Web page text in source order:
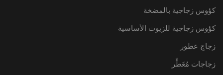
كؤوس زجاجية بالمضخة
كؤوس زجاجية للزيوت الأساسية
زجاج عطور
زجاجات مُعَطِّر